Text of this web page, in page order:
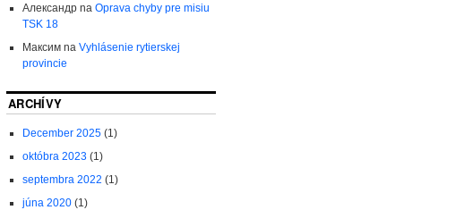
Александрna Oprava chyby pre misiu
TSK 18
Максимna Vyhlásenie rytierskej
provincie
ARCHÍVY
December 2025(1)
októbra 2023(1)
septembra 2022 (1)
júna 2020(1)